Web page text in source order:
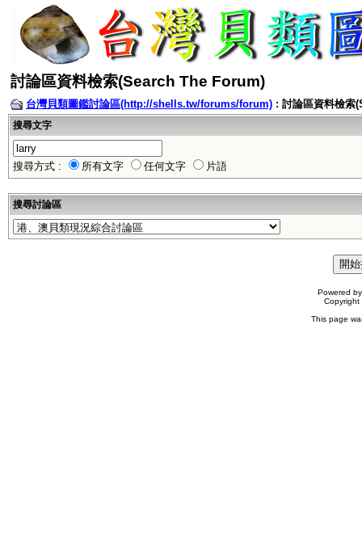
討論區資料檢索(Search The Forum)
台灣貝類圖鑑討論區(http://shells.tw/forums/forum) : 討論區資料檢索
搜尋文字
搜尋方式 : 所有文字 任何文字 片語
搜尋討論區
Powered
This page